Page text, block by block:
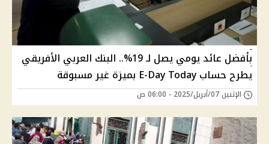
بأفضل عائد يومي يصل لـ 19%.. البنك العربي الأفريقي
يطرح حساب E-Day Today بميزة غير مسبوقة
الإثنين 07/أبريل/2025 - 06:00 ص